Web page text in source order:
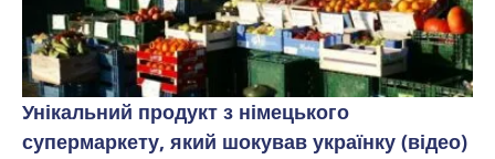
Унікальний продукт з німецького
супермаркету, який шокував українку (відео)